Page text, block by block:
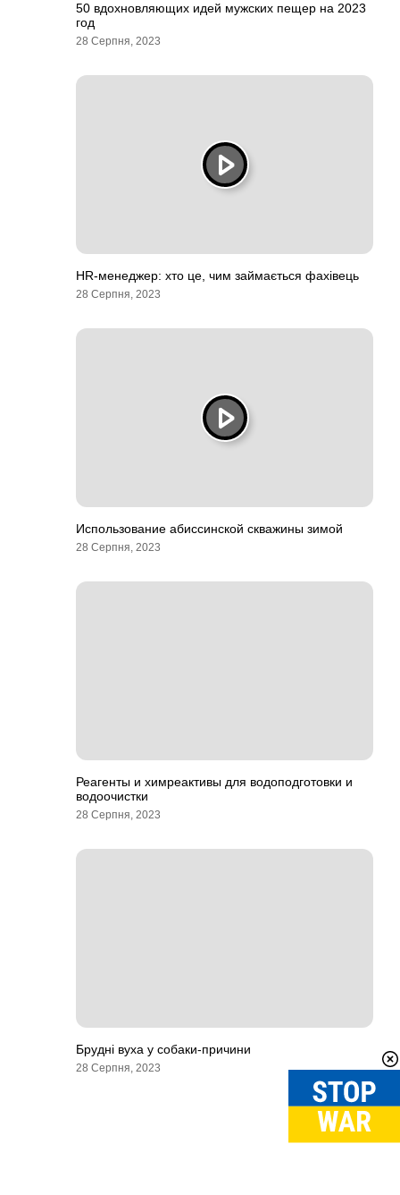
50 вдохновляющих идей мужских пещер на 2023
год
28 Серпня, 2023
HR-менеджер: хто це, чим займається фахівець
28 Серпня, 2023
Использование абиссинской скважины зимой
28 Серпня, 2023
Реагенты и химреактивы для водоподготовки и
водоочистки
28 Серпня, 2023
Брудні вуха у собаки-причини
28 Серпня, 2023